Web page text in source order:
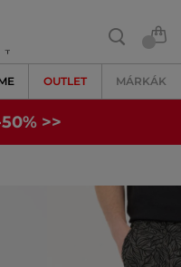
OUTLET MÁRKÁK
>>